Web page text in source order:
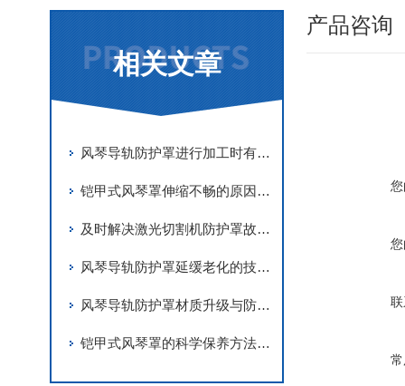
相关文章
风琴导轨防护罩进行加工时有哪些要求
铠甲式风琴罩伸缩不畅的原因有哪些？
及时解决激光切割机防护罩故障是实现长期稳定防护的关键
风琴导轨防护罩延缓老化的技术手段
风琴导轨防护罩材质升级与防护优化
铠甲式风琴罩的科学保养方法分享
产品咨询